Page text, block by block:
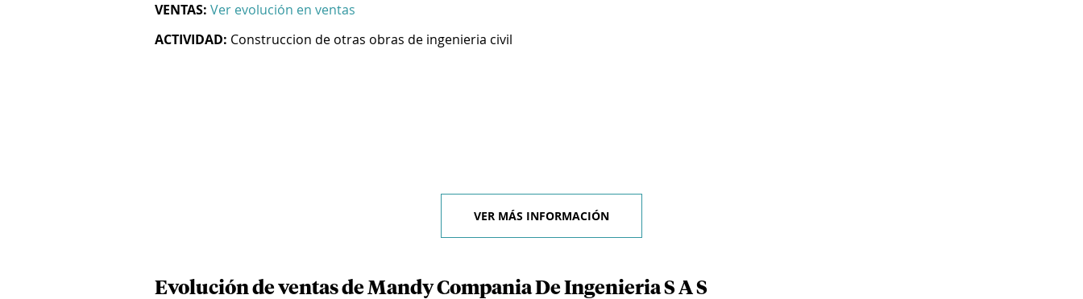
VENTAS: Ver evolución en ventas
ACTIVIDAD: Construccion de otras obras de ingenieria civil
VER MÁS INFORMACIÓN
Evolución de ventas de Mandy Compania De Ingenieria S A S